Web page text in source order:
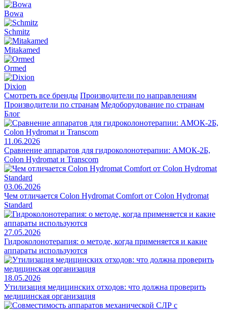
Bowa
Schmitz
Mitakamed
Ormed
Dixion
Смотреть все бренды Производители по направлениям
Производители по странам Медоборудование по странам
Блог
11.06.2026
Сравнение аппаратов для гидроколонотерапии: АМОК-2Б,
Colon Hydromat и Transcom
03.06.2026
Чем отличается Colon Hydromat Comfort от Colon Hydromat
Standard
27.05.2026
Гидроколонотерапия: о методе, когда применяется и какие
аппараты используются
18.05.2026
Утилизация медицинских отходов: что должна проверить
медицинская организация